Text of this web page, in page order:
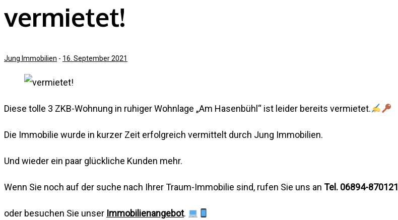
vermietet!
Jung Immobilien - 16. September 2021
Diese tolle 3 ZKB-Wohnung in ruhiger Wohnlage „Am Hasenbühl“ ist leider bereits vermietet.
Die Immobilie wurde in kurzer Zeit erfolgreich vermittelt durch Jung Immobilien.
Und wieder ein paar glückliche Kunden mehr.
Wenn Sie noch auf der suche nach Ihrer Traum-Immobilie sind, rufen Sie uns an Tel. 06894-870121
oder besuchen Sie unser Immobilienangebot.